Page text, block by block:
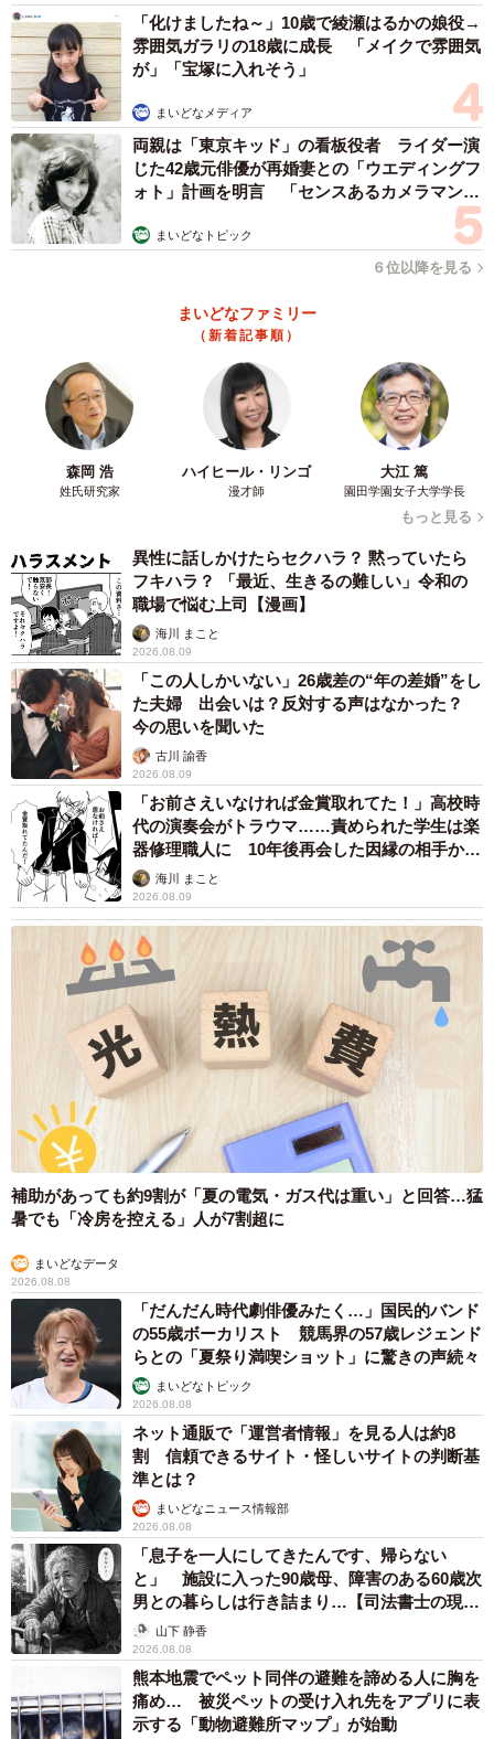
よ。自分の能力で商売ってこんなに変わるもんなんやっ
て。美味しかったって言ってもらって、その上お金がもら
えるっていうその流れが嬉しかった」
その年のイカ焼きは追加で材料を購入するほど売れて、
許されるなら次の年もやりたかったと、商売のおもしろさ
に目覚めたきっかけを振り返ります。
中村軒の外観
そして大学時代にもうひとつ、家業を継ごうと思うきっ
かけがありました。それは中村さんが小さい頃から家族で
訪れ、レベルがとても高いと思っていた焼き鳥店。高齢の
ご主人が亡くなったため閉業してしまったことでした。
「もう食べられへんってなった時、今までにないくらい絶
望したんですよ。もっと食べておけばよかったとか、作れ
へんなりにどうやって作るか教えてもらっといたらよかっ
たとか。結構ボロボロ泣いちゃって…」
「もしも中村軒がなくなったら、何人かはそういうふうな
思いをしはる人がいるかもしれない。自分がそうであった
ように、人の人生にも若干影響するもんじゃないかって」
そして大学4年の就職活動の時期に、「お菓子屋さんで働
こうと思ってる」と、父に初めて伝えました。
餡は熱伝導に優れた銅釜で、じっくりと炊き上げます
量産に向け高価なガス釜を導入
その頃の中村軒は百貨店に出店し、おくどさんで炊く餡
では足りなくなっていました。そこでコンピューター制御
でおくどさんと同じように餡が炊けるという高価なガス釜
を導入。ガス釜は、おくどさんの3倍の量の餡を炊くことが
でき、ボタンを押せば炊いている間にほかの作業もできま
した。これから販路をさらに広げるという状況のなか、量
産も視野に入れ、父の紹介で菓子の卸をする工場で中村さ
「化けましたね～」10歳で綾瀬はるかの娘役→
雰囲気ガラリの18歳に成長 「メイクで雰囲気
が」「宝塚に入れそう」
まいどなメディア
両親は「東京キッド」の看板役者 ライダー演
じた42歳元俳優が再婚妻との「ウエディングフ
ォト」計画を明言 「センスあるカメラマン求
まいどなトピック
６位以降を見る
まいどなファミリー
（新着記事順）
森岡 浩
姓氏研究家
ハイヒール・リンゴ
漫才師
大江 篤
園田学園女子大学学長
もっと見る
異性に話しかけたらセクハラ？ 黙っていたら
フキハラ？ 「最近、生きるの難しい」令和の
職場で悩む上司【漫画】
海川 まこと
2026.08.09
「この人しかいない」26歳差の“年の差婚”をし
た夫婦 出会いは？反対する声はなかった？
今の思いを聞いた
古川 諭香
2026.08.09
「お前さえいなければ金賞取れてた！」高校時
代の演奏会がトラウマ……責められた学生は楽
器修理職人に 10年後再会した因縁の相手から
思わぬ申し出【漫画】
海川 まこと
2026.08.09
補助があっても約9割が「夏の電気・ガス代は重い」と回答…猛
暑でも「冷房を控える」人が7割超に
まいどなデータ
2026.08.08
「だんだん時代劇俳優みたく…」国民的バンド
の55歳ボーカリスト 競馬界の57歳レジェンド
らとの「夏祭り満喫ショット」に驚きの声続々
まいどなトピック
2026.08.08
ネット通販で「運営者情報」を見る人は約8
割 信頼できるサイト・怪しいサイトの判断基
準とは？
まいどなニュース情報部
2026.08.08
「息子を一人にしてきたんです、帰らない
と」 施設に入った90歳母、障害のある60歳次
男との暮らしは行き詰まり…【司法書士の現場
から】山下 静香
2026.08.08
熊本地震でペット同伴の避難を諦める人に胸を
痛め… 被災ペットの受け入れ先をアプリに表
示する「動物避難所マップ」が始動